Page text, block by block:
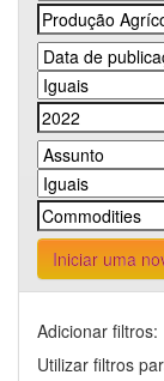
Iniciar uma
Adicionar filtros:
Utilizar filtros